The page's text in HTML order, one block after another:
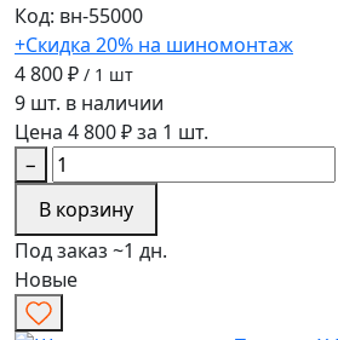
Код: вн-55000
+Скидка 20% на шиномонтаж
4 800 ₽ / 1 шт
9 шт. в наличии
Цена 4 800 ₽ за 1 шт.
−
В корзину
Под заказ ~1 дн.
Новые